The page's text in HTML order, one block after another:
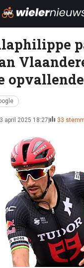
3 april 2025 18:27 33